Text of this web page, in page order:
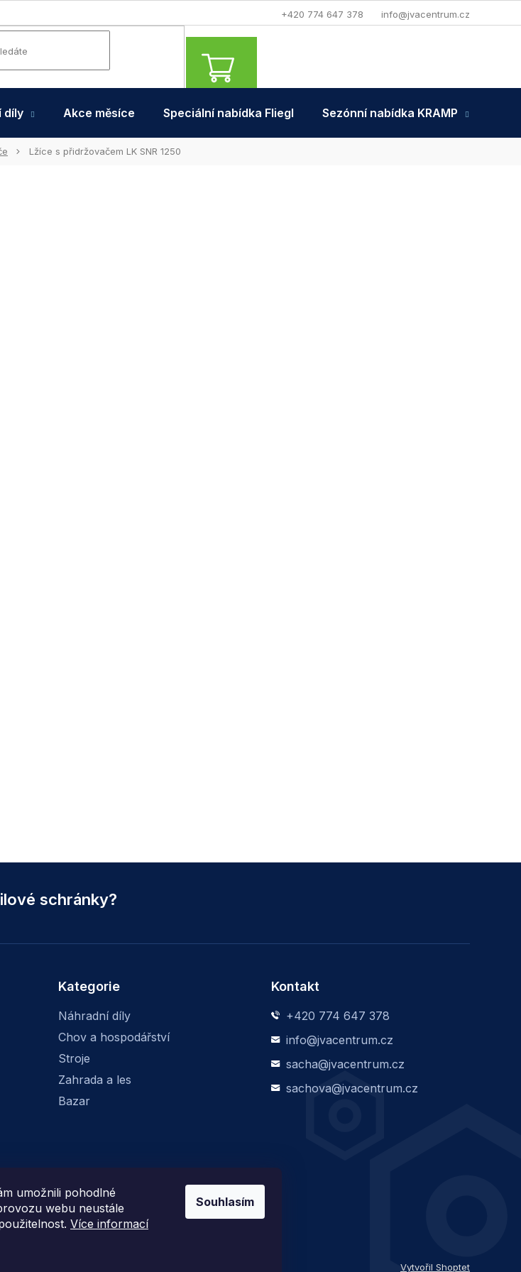
umožnili pohodlné
webu neustále
Více informací
Souhlasím
+420 774 647 378 info@jvacentrum.cz
NÁKUPNÍ
KOŠÍK
díly Akce měsíce Speciální nabídka Fliegl Sezónní nabídka KRAMP
Lžíce s přidržovačem LK SNR 1250
schránky?
Kategorie
Náhradní díly
Chov a hospodářství
Stroje
Zahrada a les
Bazar
Kontakt
+420 774 647 378
info@jvacentrum.cz
sacha@jvacentrum.cz
sachova@jvacentrum.cz
Instagram
Vytvořil Shoptet